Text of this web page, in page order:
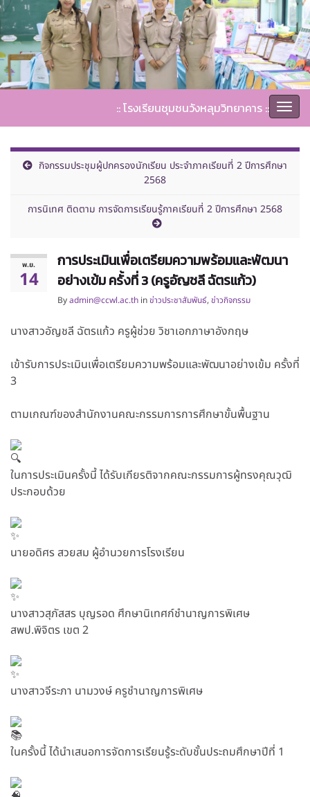
:: โรงเรียนชุมชนวังหลุมวิทยาคาร ::
กิจกรรมประชุมผู้ปกครองนักเรียน ประจำภาคเรียนที่ 2 ปีการศึกษา
2568
การนิเทศ ติดตาม การจัดการเรียนรู้ภาคเรียนที่ 2 ปีการศึกษา 2568
พ.ย.
14
การประเมินเพื่อเตรียมความพร้อมและพัฒนา
อย่างเข้ม ครั้งที่ 3 (ครูอัญชลี ฉัตรแก้ว)
Byadmin@ccwl.ac.th inข่าวประชาสัมพันธ์, ข่าวกิจกรรม
นางสาวอัญชลี ฉัตรแก้ว ครูผู้ช่วย วิชาเอกภาษาอังกฤษ
เข้ารับการประเมินเพื่อเตรียมความพร้อมและพัฒนาอย่างเข้ม ครั้งที่
3
ตามเกณฑ์ของสำนักงานคณะกรรมการการศึกษาขั้นพื้นฐาน
ในการประเมินครั้งนี้ ได้รับเกียรติจากคณะกรรมการผู้ทรงคุณวุฒิ
ประกอบด้วย
นายอดิศร สวยสม ผู้อำนวยการโรงเรียน
นางสาวสุภัสสร บุญรอด ศึกษานิเทศก์ชำนาญการพิเศษ
สพป.พิจิตร เขต 2
นางสาวจีระภา นามวงษ์ ครูชำนาญการพิเศษ
ในครั้งนี้ ได้นำเสนอการจัดการเรียนรู้ระดับชั้นประถมศึกษาปีที่ 1